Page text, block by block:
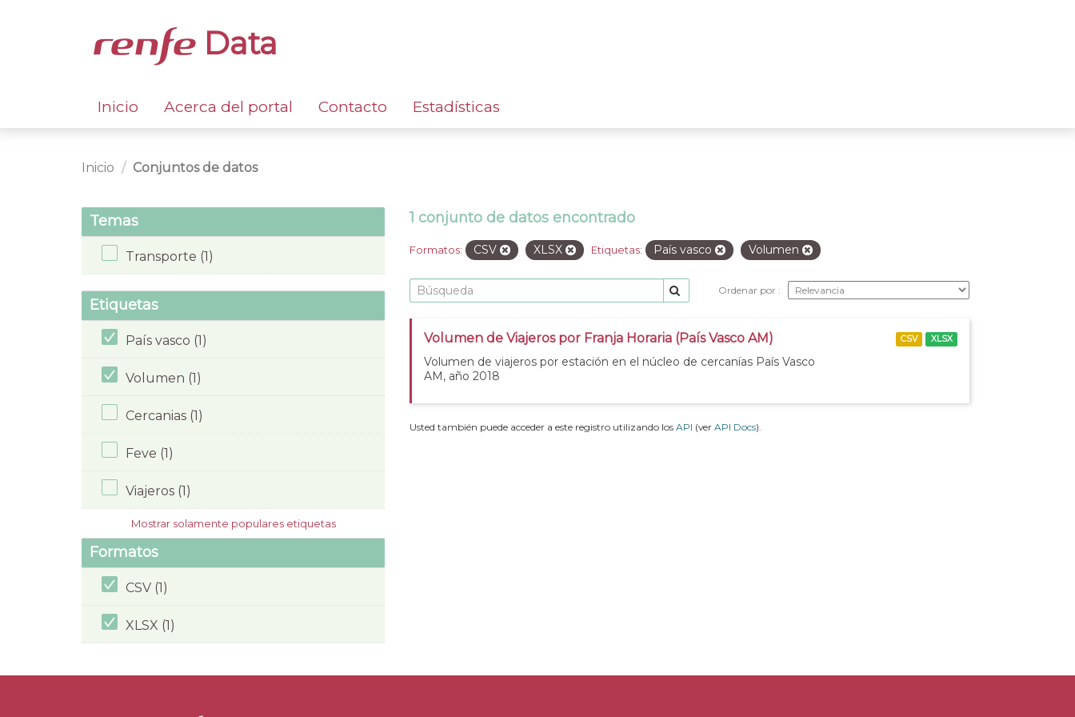
Data
Inicio Acerca del portal Contacto Estadísticas
Inicio Conjuntos de datos
Temas
Transporte (1)
Etiquetas
País vasco (1)
Volumen (1)
Cercanias (1)
Feve (1)
Viajeros (1)
Mostrar solamente populares etiquetas
Formatos
CSV (1)
XLSX (1)
1 conjunto de datos encontrado
Formatos: CSV XLSX Etiquetas: País vasco Volumen
Ordenar por
Volumen de Viajeros por Franja Horaria (País Vasco AM)
Volumen de viajeros por estación en el núcleo de cercanías País Vasco
AM, año 2018
CSV XLSX
Usted también puede acceder a este registro utilizando los API (ver API Docs).